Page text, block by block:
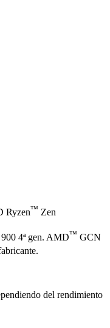
Ryzen™ Zen
4ª gen. AMD™ GCN
del rendimiento